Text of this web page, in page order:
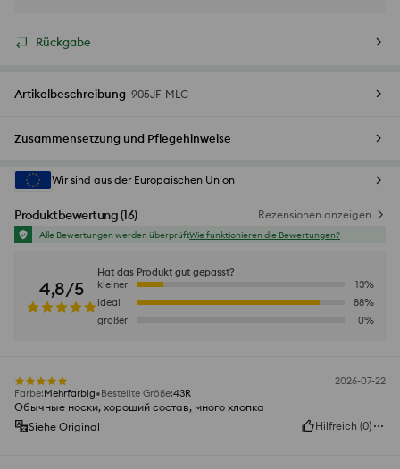
Rückgabe
Artikelbeschreibung 905JF-MLC
Zusammensetzung und Pflegehinweise
Wir sind aus der Europäischen Union
Produktbewertung(16) Rezensionen anzeigen
Alle Bewertungen werden überprüftWie funktionieren die Bewertungen?
4,8/5
Hat das Produkt gut gepasst?
kleiner
13%
ideal
88%
größer
0%
2026-07-22
Farbe:Mehrfarbig Bestellte Größe:43R
Обычные носки, хороший состав, много хлопка
Siehe Original
Hilfreich (0)